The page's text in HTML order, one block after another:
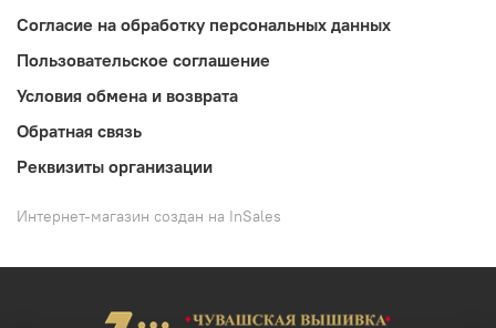
Согласие на обработку персональных данных
Пользовательское соглашение
Условия обмена и возврата
Обратная связь
Реквизиты организации
Интернет-магазин создан на InSales